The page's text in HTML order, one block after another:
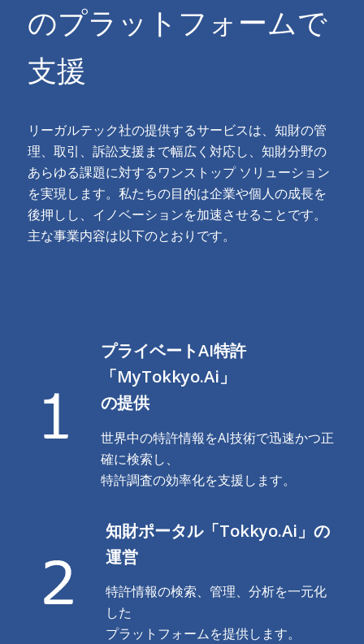
のプラットフォームで
支援
リーガルテック社の提供するサービスは、知財の管
理、取引、訴訟支援まで幅広く対応し、知財分野の
あらゆる課題に対するワンストップ ソリューション
を実現します。私たちの目的は企業や個人の成長を
後押しし、イノベーションを加速させることです。
主な事業内容は以下のとおりです。
プライベートAI特許
「MyTokkyo.Ai」
の提供
世界中の特許情報をAI技術で迅速かつ正
確に検索し、
特許調査の効率化を支援します。
知財ポータル「Tokkyo.Ai」の
運営
特許情報の検索、管理、分析を一元化
した
プラットフォームを提供します。